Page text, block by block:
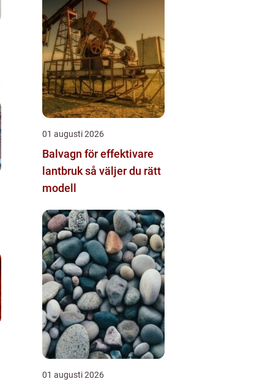
01 augusti 2026
Balvagn för effektivare
lantbruk så väljer du rätt
modell
01 augusti 2026